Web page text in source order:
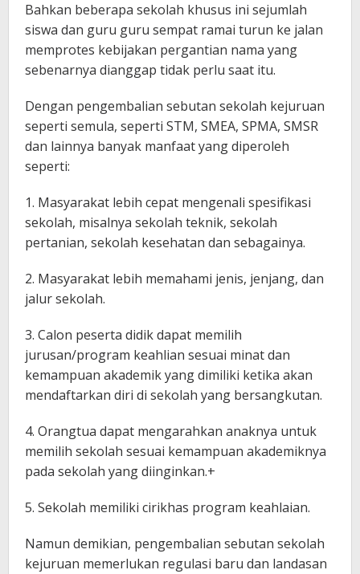
Bahkan beberapa sekolah khusus ini sejumlah
siswa dan guru guru sempat ramai turun ke jalan
memprotes kebijakan pergantian nama yang
sebenarnya dianggap tidak perlu saat itu.
Dengan pengembalian sebutan sekolah kejuruan
seperti semula, seperti STM, SMEA, SPMA, SMSR
dan lainnya banyak manfaat yang diperoleh
seperti:
1. Masyarakat lebih cepat mengenali spesifikasi
sekolah, misalnya sekolah teknik, sekolah
pertanian, sekolah kesehatan dan sebagainya.
2. Masyarakat lebih memahami jenis, jenjang, dan
jalur sekolah.
3. Calon peserta didik dapat memilih
jurusan/program keahlian sesuai minat dan
kemampuan akademik yang dimiliki ketika akan
mendaftarkan diri di sekolah yang bersangkutan.
4. Orangtua dapat mengarahkan anaknya untuk
memilih sekolah sesuai kemampuan akademiknya
pada sekolah yang diinginkan.+
5. Sekolah memiliki cirikhas program keahlaian.
Namun demikian, pengembalian sebutan sekolah
kejuruan memerlukan regulasi baru dan landasan